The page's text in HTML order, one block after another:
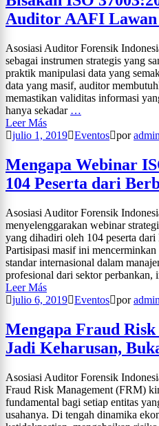
Auditor AAFI
Asosiasi Auditor Forensik
sebagai instrumen strategis yang
praktik manipulasi data yang
data yang masif, auditor
memastikan validitas informasi
hanya sekadar …
Leer Más
julio 1, 2019 Eventos por
Mengapa Webinar
104 Peserta dari
Asosiasi Auditor Forensik
menyelenggarakan webinar
yang dihadiri oleh 104 peserta
Partisipasi masif ini
standar internasional dalam
profesional dari sektor perbankan,
Leer Más
julio 6, 2019 Eventos por
Mengapa Fraud
Jadi Keharusan,
Asosiasi Auditor Forensik
Fraud Risk Management (FRM)
fundamental bagi setiap entitas
usahanya. Di tengah dinamika